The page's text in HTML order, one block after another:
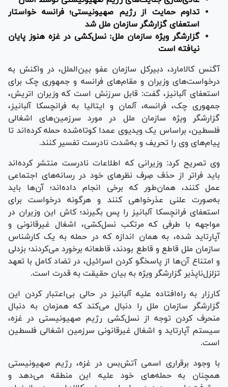
تداوم حمایت از رژیم صهیونیستی؛ فرانسه خواستار
استعفای گزارشگر سازمان ملل شد
گزارشگر ویژه سازمان ملل: نسل‌کشی در غزه هنوز پایان
نیافته است
آگنس کالامارد، دبیرکل سازمان عفو بین‌الملل، در واکنش به
درخواست‌های وزیران و مقام‌های فرانسه و جمهوری چک برای
استعفای آلبانیز، گفت: قابل سرزنش است که وزیران اتریش،
جمهوری چک، فرانسه، آلمان و ایتالیا به فرانچسکا آلبانیز،
گزارشگر ویژه سازمان ملل در مورد سرزمین‌های اشغالی
فلسطین، براساس یک ویدیوی عمدا کوتاه‌شده حمله کرده‌اند تا
پیام‌های وی را تحریف و به‌شدت نادرست تفسیر کنند.
وی تصریح کرد: وزیرانی که اطلاعات نادرست منتشر کرده‌اند
باید فراتر از حذف صِرف نظر‌های خود در رسانه‌های اجتماعی
عمل کنند، همان‌طور که برخی انجام داده‌اند؛ آن‌ها باید
به‌صورت علنی عذرخواهی کنند و هرگونه درخواست برای
استعفای فرانچسکا آلبانیز را پس بگیرند؛ کاش این وزیران در
مواجهه با طرفی که مرتکب نسل‌کشی، اشغال غیرقانونی و
آپارتاید شده، به همان اندازه که در حمله به یک کارشناس
سازمان ملل قاطع و قاطع بودند، قاطعانه برخورد می‌کردند؛ بزدلی
و امتناع آن‌ها از پاسخگو کردن اسرائیل، در تضاد کامل با تعهد
تزلزل‌ناپذیر گزارشگر ویژه به بیان حقیقت به قدرت است.
کارزار به راه‌افتاده علیه آلبانیز در حالی بی‌اعتبار کردن این
گزارشگر سازمان ملل را دنبال می‌کند که همزمان به دنبال
منحرف کردن توجه از نسل‌کشی رژیم صهیونیستی در غزه،
سیستم آپارتاید و اشغال غیرقانونی سرزمین اشغالی فلسطین
است.
با وجود برقراری اسمی آتش‌بس در غزه، رژیم صهیونیستی
همچنان به حمله‌های خود علیه این منطقه می‌دهد و